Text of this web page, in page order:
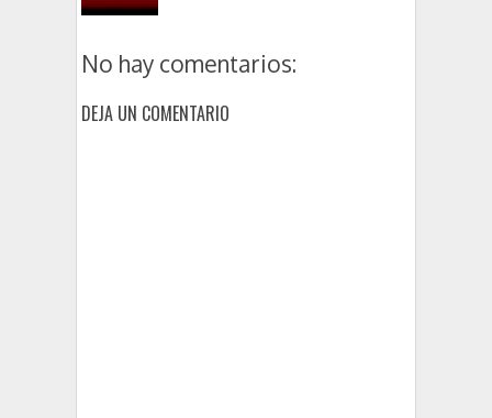
No hay comentarios:
DEJA UN COMENTARIO